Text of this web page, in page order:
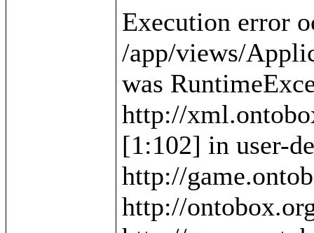
Execution error
/app/views/
was
http://
[1:102] in user-
http://
http://